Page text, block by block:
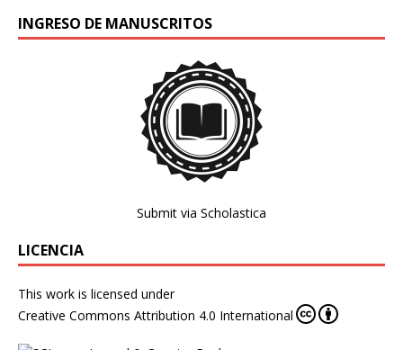
INGRESO DE MANUSCRITOS
Submit via Scholastica
LICENCIA
This work is licensed under
Creative Commons Attribution 4.0 International